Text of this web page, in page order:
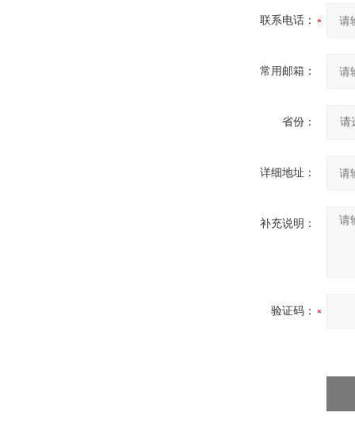
联系电话：
常用邮箱：
省份：
详细地址：
补充说明：
验证码：